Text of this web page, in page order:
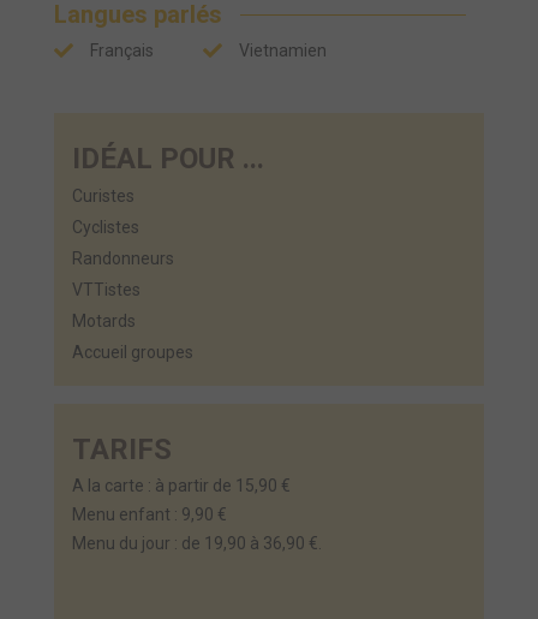
Langues parlés
Français Vietnamien
IDÉAL POUR ...
Curistes
Cyclistes
Randonneurs
VTTistes
Motards
Accueil groupes
TARIFS
A la carte : à partir de 15,90 €
Menu enfant : 9,90 €
Menu du jour : de 19,90 à 36,90 €.